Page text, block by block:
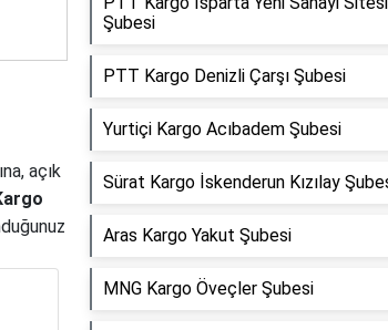
açık
Şubesi
PTT Kargo Denizli Çarşı Şubesi
Yurtiçi Kargo Acıbadem Şubesi
Sürat Kargo İskenderun Kızılay
Aras Kargo Yakut Şubesi
MNG Kargo Öveçler Şubesi